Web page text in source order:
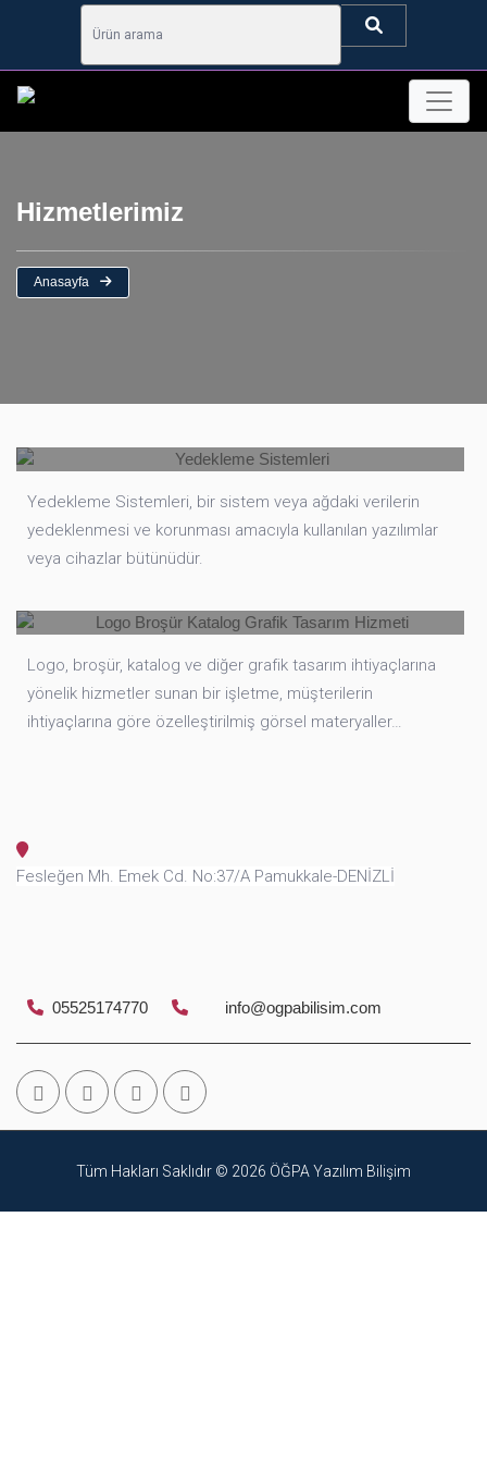
Hizmetlerimiz
Anasayfa
Yedekleme Sistemleri, bir sistem veya ağdaki verilerin
yedeklenmesi ve korunması amacıyla kullanılan yazılımlar
veya cihazlar bütünüdür.
Logo Broşür Katalog Grafik Tasarım
Logo, broşür, katalog ve diğer grafik tasarım ihtiyaçlarına
yönelik hizmetler sunan bir işletme, müşterilerin
ihtiyaçlarına göre özelleştirilmiş görsel materyaller…
Fesleğen Mh. Emek Cd. No:37/A Pamukkale-DENİZLİ
05525174770 info@ogpabilisim.com
Tüm Hakları Saklıdır © 2026 ÖĞPA Yazılım Bilişim